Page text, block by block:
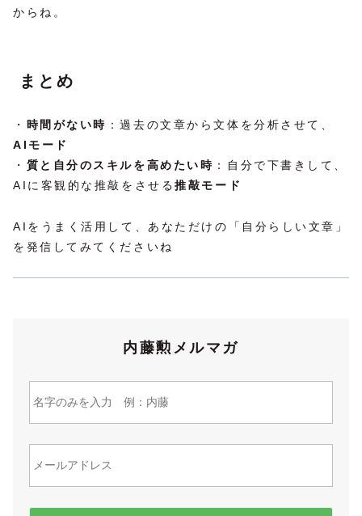
からね。
まとめ
・ 時間がない時 ：過去の文章から文体を分析させて、
AIモード
・ 質と自分のスキルを高めたい時 ：自分で下書きして、
AIに客観的な推敲をさせる推敲モード
AIをうまく活用して、あなただけの「自分らしい文章」
を発信してみてくださいね
内藤勲メルマガ